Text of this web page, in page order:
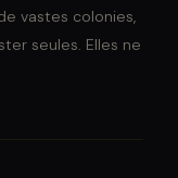
vastes colonies,
seules. Elles ne